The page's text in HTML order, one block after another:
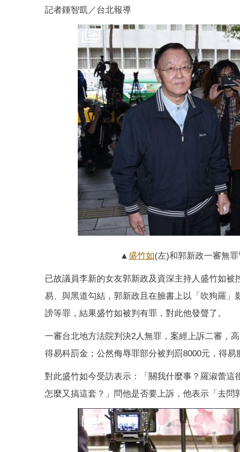
記者鍾智凱／台北報導
▲盛竹如(左)和郭新政一審無
已故議員李新的女友郭新政及資深主持人盛竹如
易、與黑道勾結，郭新政且在臉書上以「吹狗羅
謗等罪，結果盛竹如被判有罪，對此他發聲了。
一審台北地方法院判決2人無罪，案經上訴二審，
得易科罰金；公然侮辱罪部分被判罰8000元，得
對此盛竹如今受訪表示：「關我什麼事？羅淑蕾
怎麼又搞這套？」問他是否要上訴，他表示「去問